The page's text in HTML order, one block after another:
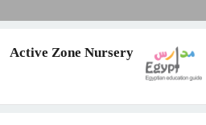
Active Zone Nursery